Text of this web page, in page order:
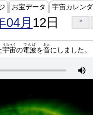
お宝データ 宇宙カレン
04月 12日 >
宇宙
うちゅう
の電波
でんぱ
を音
おと
にしました。